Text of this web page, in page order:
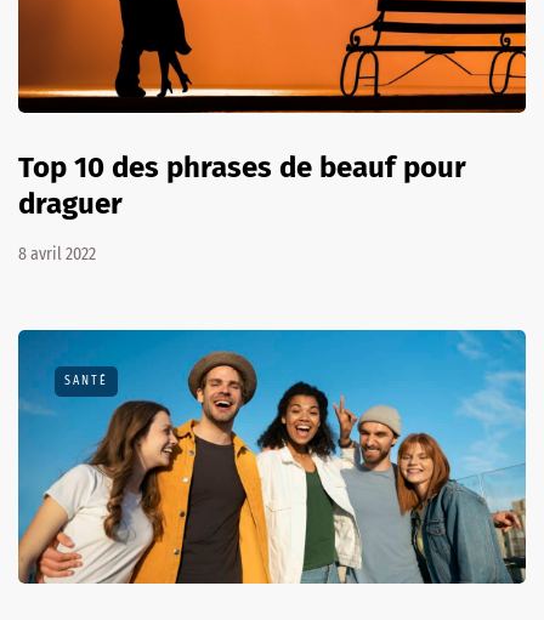
Top 10 des phrases de beauf pour
draguer
8 avril 2022
SANTÉ